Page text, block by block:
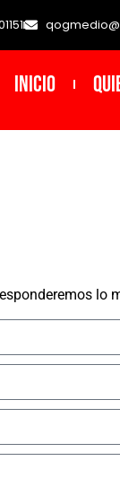
INICIO
lo